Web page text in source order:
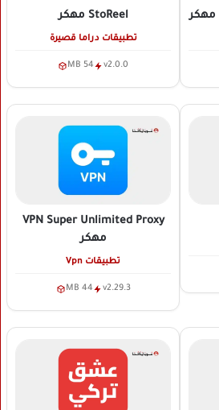
مهكر StoReel مهكر
تطبيقات دراما قصيرة
v2.0.0
54 MB
VPN Super Unlimited Proxy
مهكر
تطبيقات Vpn
v2.29.3
44 MB